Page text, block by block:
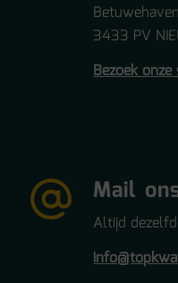
3433 PV
Bezoek
Mail
Altijd